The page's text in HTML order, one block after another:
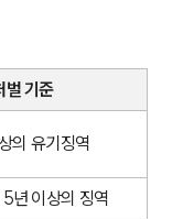
벌 기준
의 유기징역
년 이상의 징역